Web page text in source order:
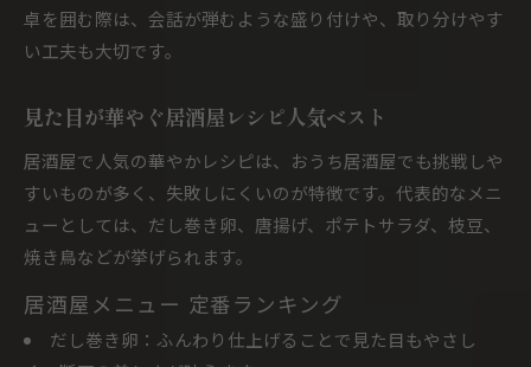
卓を囲む際は、会話が弾むような盛り付けや、取り分けやす
い工夫も大切です。
見た目が華やぐ居酒屋レシピ人気ベスト
居酒屋で人気の華やかレシピは、おうち居酒屋でも挑戦しや
すいものが多く、失敗しにくいのが特徴です。代表的なメニ
ューとしては、だし巻き卵、唐揚げ、ポテトサラダ、枝豆、
焼き鳥などが挙げられます。
居酒屋メニュー 定番ランキング
だし巻き卵：ふんわり仕上げることで見た目もやさし